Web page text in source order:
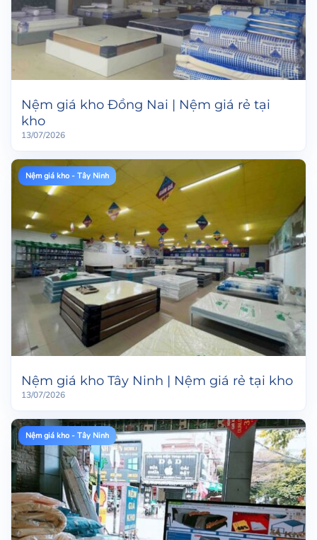
Nệm giá kho Đồng Nai | Nệm giá rẻ tại
kho
13/07/2026
Nệm giá kho - Tây Ninh
Nệm giá kho Tây Ninh | Nệm giá rẻ tại kho
13/07/2026
Nệm giá kho - Tây Ninh